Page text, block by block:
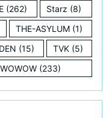
(262) Starz (8)
THE-ASYLUM(1)
(15) TVK(5)
WOWOW (233)